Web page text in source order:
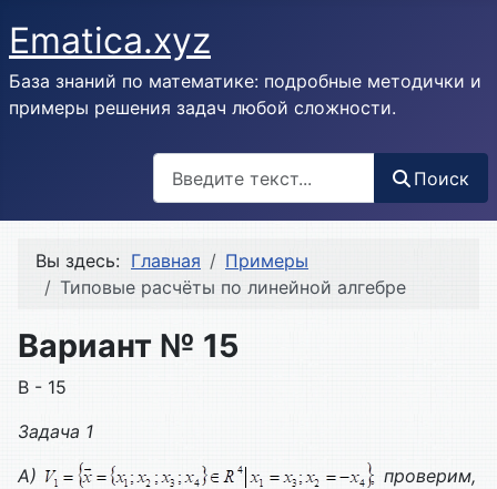
Ematica.xyz
База знаний по математике: подробные методички и
примеры решения задач любой сложности.
Поиск
Вы здесь: Главная
Примеры
Типовые расчёты по линейной алгебре
Вариант № 15
В - 15
Задача 1
А)
проверим,